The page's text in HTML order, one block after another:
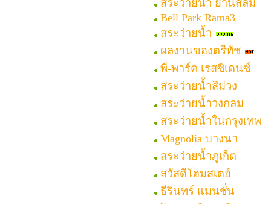
สระว่ายน้ำ ย่านสีลม
Bell Park Rama3
สระว่ายน้ำ
ผลงานของตรีทัช
พี-พาร์ค เรสซิเดนซ์
สระว่ายน้ำสีม่วง
สระว่ายน้ำวงกลม
สระว่ายน้ำในกรุงเทพ
Magnolia บางนา
สระว่ายน้ำภูเก็ต
สวัสดีโฮมสเตย์
ธีรินทร์ แมนชั่น